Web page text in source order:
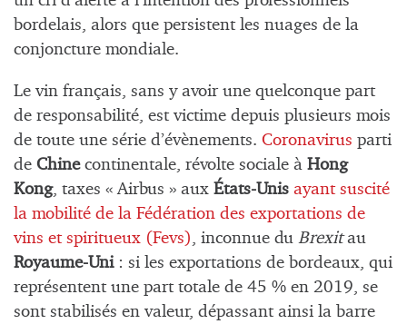
bordelais, alors que persistent les nuages de la
conjoncture mondiale.
Le vin français, sans y avoir une quelconque part
de responsabilité, est victime depuis plusieurs mois
de toute une série d’évènements. Coronavirus parti
de Chinecontinentale, révolte sociale à Hong
Kong, taxes « Airbus » aux États-Unis ayant suscité
la mobilité de la Fédération des exportations de
vins et spiritueux (Fevs)
, inconnue du Brexitau
Royaume-Uni: si les exportations de bordeaux, qui
représentent une part totale de 45 % en 2019, se
sont stabilisés en valeur, dépassant ainsi la barre